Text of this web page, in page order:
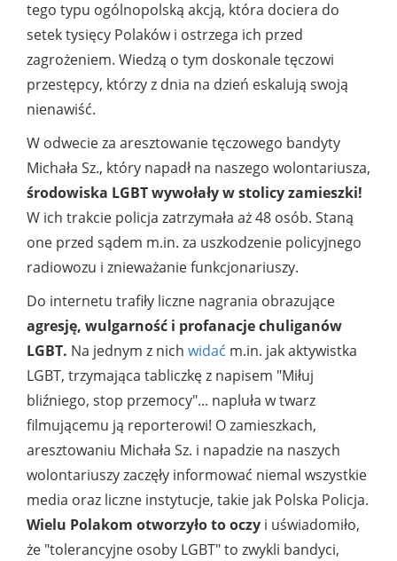
tego typu ogólnopolską akcją, która dociera do
setek tysięcy Polaków i ostrzega ich przed
zagrożeniem. Wiedzą o tym doskonale tęczowi
przestępcy, którzy z dnia na dzień eskalują swoją
nienawiść.
W odwecie za aresztowanie tęczowego bandyty
Michała Sz., który napadł na naszego wolontariusza,
środowiska LGBT wywołały w stolicy zamieszki!
W ich trakcie policja zatrzymała aż 48 osób. Staną
one przed sądem m.in. za uszkodzenie policyjnego
radiowozu i znieważanie funkcjonariuszy.
Do internetu trafiły liczne nagrania obrazujące
agresję, wulgarność i profanacje chuliganów
LGBT. Na jednym z nich widać m.in. jak aktywistka
LGBT, trzymająca tabliczkę z napisem "Miłuj
bliźniego, stop przemocy"... napluła w twarz
filmującemu ją reporterowi! O zamieszkach,
aresztowaniu Michała Sz. i napadzie na naszych
wolontariuszy zaczęły informować niemal wszystkie
media oraz liczne instytucje, takie jak Polska Policja.
Wielu Polakom otworzyło to oczy i uświadomiło,
że "tolerancyjne osoby LGBT" to zwykli bandyci,